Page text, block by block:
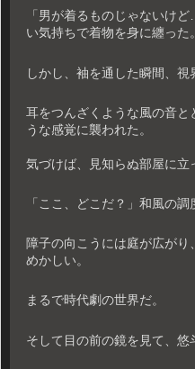
「男が着るものじゃないけ
い気持ちで着物を身に纏った。
しかし、袖を通した瞬間、視
耳をつんざくような風の音と
うな感覚に襲われた。
気づけば、見知らぬ部屋に立
「ここ、どこだ？」和風の調
障子の向こうには庭が広が
めかしい。
まるで時代劇の世界だ。
そして目の前の鏡を見て、悠